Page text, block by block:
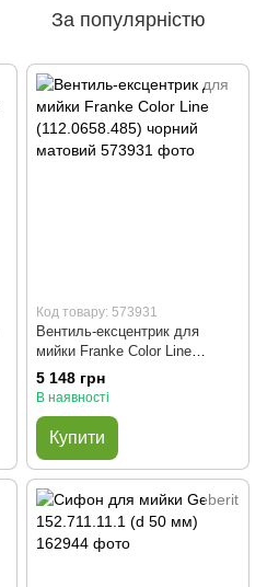
За популярністю
Код товару: 573931
Вентиль-ексцентрик для
мийки Franke Color Line
(112.0658.485) чорний матовий
5 148 грн
В наявності
Купити